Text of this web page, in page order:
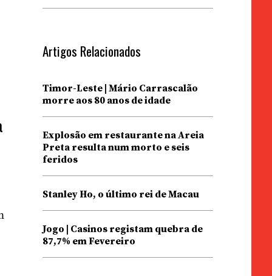
Artigos Relacionados
Timor-Leste | Mário Carrascalão
morre aos 80 anos de idade
Explosão em restaurante na Areia
Preta resulta num morto e seis
feridos
Stanley Ho, o último rei de Macau
Jogo | Casinos registam quebra de
87,7% em Fevereiro